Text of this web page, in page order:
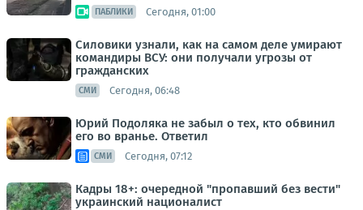
ПАБЛИКИ Сегодня, 01:00
Силовики узнали, как на самом деле умирают
командиры ВСУ: они получали угрозы от
гражданских
СМИ Сегодня, 06:48
Юрий Подоляка не забыл о тех, кто обвинил
его во вранье. Ответил
СМИ Сегодня, 07:12
Кадры 18+: очередной "пропавший без вести"
украинский националист